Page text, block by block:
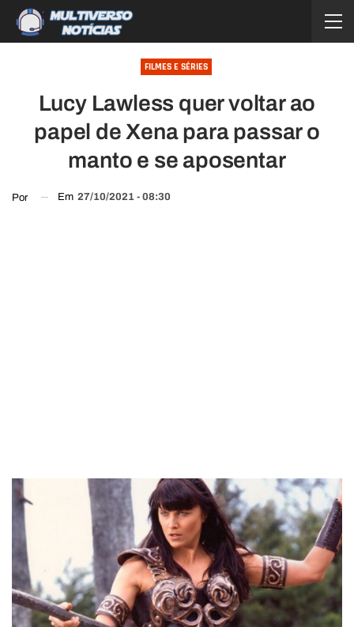
FILMES E SÉRIES
Lucy Lawless quer voltar ao
papel de Xena para passar o
manto e se aposentar
Por Em 27/10/2021 - 08:30